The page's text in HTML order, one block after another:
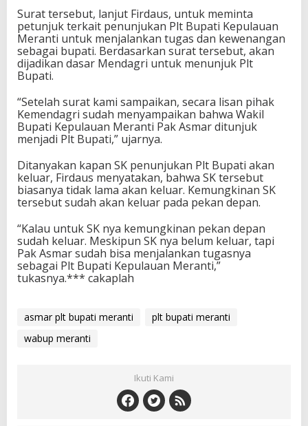
Surat tersebut, lanjut Firdaus, untuk meminta
petunjuk terkait penunjukan Plt Bupati Kepulauan
Meranti untuk menjalankan tugas dan kewenangan
sebagai bupati. Berdasarkan surat tersebut, akan
dijadikan dasar Mendagri untuk menunjuk Plt
Bupati.
“Setelah surat kami sampaikan, secara lisan pihak
Kemendagri sudah menyampaikan bahwa Wakil
Bupati Kepulauan Meranti Pak Asmar ditunjuk
menjadi Plt Bupati,” ujarnya.
Ditanyakan kapan SK penunjukan Plt Bupati akan
keluar, Firdaus menyatakan, bahwa SK tersebut
biasanya tidak lama akan keluar. Kemungkinan SK
tersebut sudah akan keluar pada pekan depan.
“Kalau untuk SK nya kemungkinan pekan depan
sudah keluar. Meskipun SK nya belum keluar, tapi
Pak Asmar sudah bisa menjalankan tugasnya
sebagai Plt Bupati Kepulauan Meranti,”
tukasnya.*** cakaplah
asmar plt bupati meranti
plt bupati meranti
wabup meranti
Ikuti Kami